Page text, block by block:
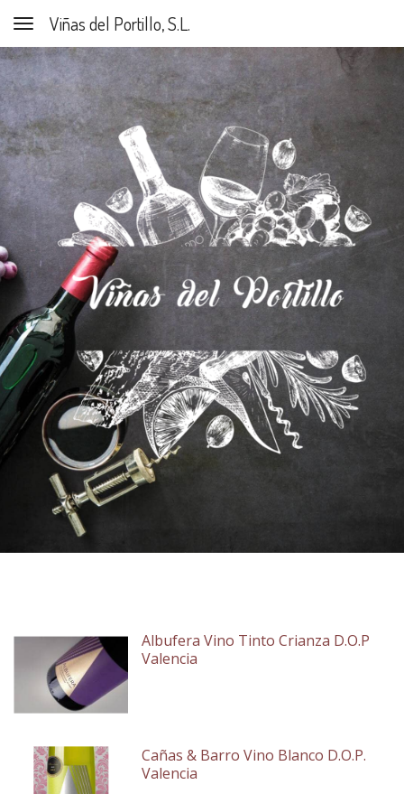
Toggle navigation
Viñas del Portillo, S.L.
Albufera Vino Tinto Crianza D.O.P
Valencia
Cañas & Barro Vino Blanco D.O.P.
Valencia